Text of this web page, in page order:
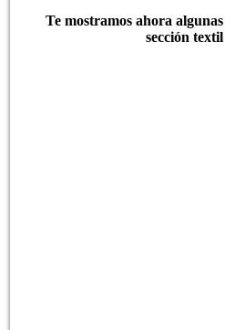
Te mostramos ahora
sección textil